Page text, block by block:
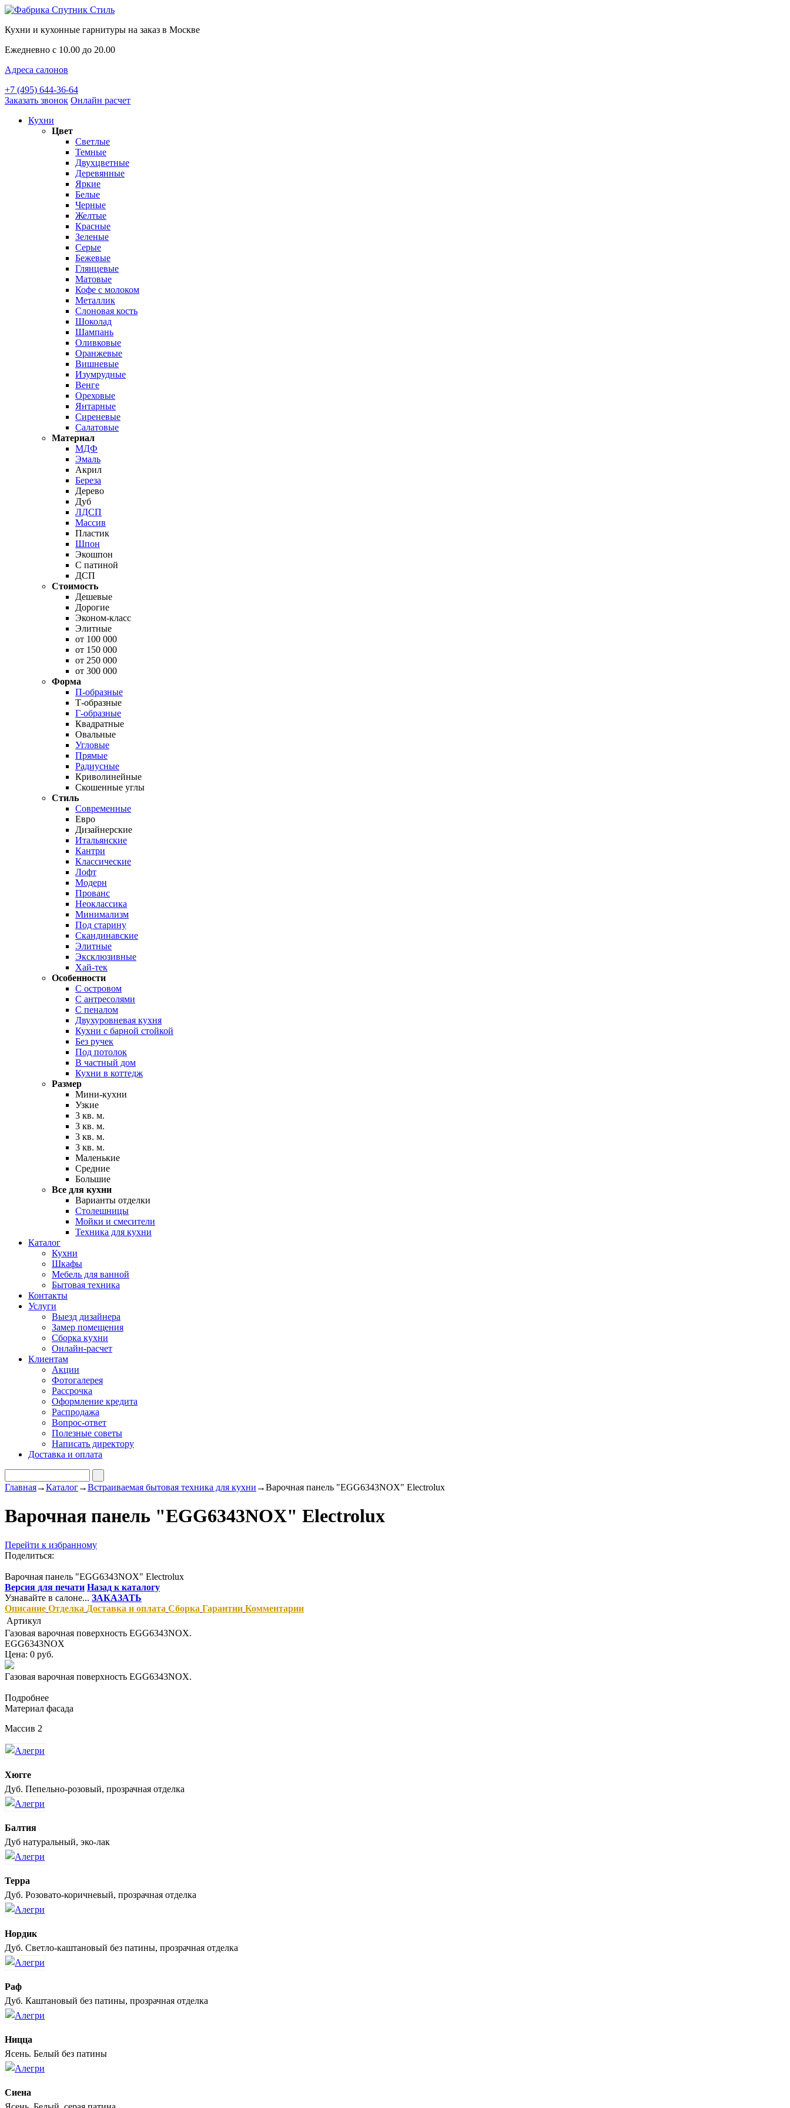
Кухни и кухонные гарнитуры на заказ в Москве
Ежедневно с 10.00 до 20.00
Адреса салонов
+7 (495) 644-36-64
Заказать звонок Онлайн расчет
Кухни
Цвет
Светлые
Темные
Двухцветные
Деревянные
Яркие
Белые
Черные
Желтые
Красные
Зеленые
Серые
Бежевые
Глянцевые
Матовые
Кофе с молоком
Металлик
Слоновая кость
Шоколад
Шампань
Оливковые
Оранжевые
Вишневые
Изумрудные
Венге
Ореховые
Янтарные
Сиреневые
Салатовые
Материал
МДФ
Эмаль
Акрил
Береза
Дерево
Дуб
ЛДСП
Массив
Пластик
Шпон
Экошпон
С патиной
ДСП
Стоимость
Дешевые
Дорогие
Эконом-класс
Элитные
от 100 000
от 150 000
от 250 000
от 300 000
Форма
П-образные
Т-образные
Г-образные
Квадратные
Овальные
Угловые
Прямые
Радиусные
Криволинейные
Скошенные углы
Стиль
Современные
Евро
Дизайнерские
Итальянские
Кантри
Классические
Лофт
Модерн
Прованс
Неоклассика
Минимализм
Под старину
Скандинавские
Элитные
Эксклюзивные
Хай-тек
Особенности
С островом
С антресолями
С пеналом
Двухуровневая кухня
Кухни с барной стойкой
Без ручек
Под потолок
В частный дом
Кухни в коттедж
Размер
Мини-кухни
Узкие
3 кв. м.
3 кв. м.
3 кв. м.
3 кв. м.
Маленькие
Средние
Большие
Все для кухни
Варианты отделки
Столешницы
Мойки и смесители
Техника для кухни
Каталог
Кухни
Шкафы
Мебель для ванной
Бытовая техника
Контакты
Услуги
Выезд дизайнера
Замер помещения
Сборка кухни
Онлайн-расчет
Клиентам
Акции
Фотогалерея
Рассрочка
Оформление кредита
Распродажа
Вопрос-ответ
Полезные советы
Написать директору
Доставка и оплата
Главная→Каталог→Встраиваемая бытовая техника для кухни →Варочная панель "EGG6343NOX" Electrolux
Варочная панель "EGG6343NOX" Electrolux
Перейти к избранному
Поделиться:
Варочная панель "EGG6343NOX" Electrolux
Версия для печати Назад к каталогу
Узнавайте в салоне... ЗАКАЗАТЬ
Описание Отделка Доставка и оплата Сборка Гарантии Комментарии
Артикул
Газовая варочная поверхность EGG6343NOX.
EGG6343NOX
Цена: 0 руб.
Газовая варочная поверхность EGG6343NOX.
Подробнее
Материал фасада
Массив 2
Хюгге
Дуб. Пепельно-розовый, прозрачная отделка
Балтия
Дуб натуральный, эко-лак
Терра
Дуб. Розовато-коричневый, прозрачная отделка
Нордик
Дуб. Светло-каштановый без патины, прозрачная отделка
Раф
Дуб. Каштановый без патины, прозрачная отделка
Ницца
Ясень. Белый без патины
Сиена